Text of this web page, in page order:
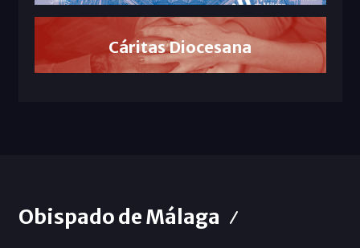
Cáritas Diocesana
Obispado de Málaga